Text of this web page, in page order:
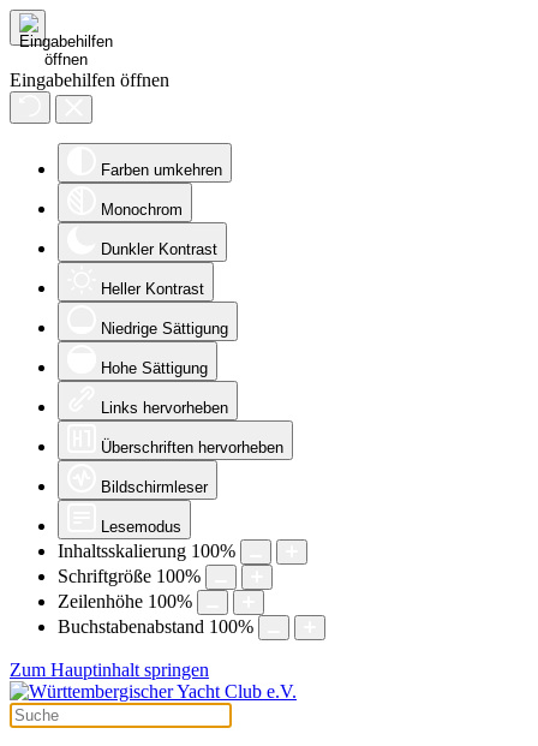
Eingabehilfen öffnen
Farben umkehren
Monochrom
Dunkler Kontrast
Heller Kontrast
Niedrige Sättigung
Hohe Sättigung
Links hervorheben
Überschriften hervorheben
Bildschirmleser
Lesemodus
Inhaltsskalierung 100%
Schriftgröße 100%
Zeilenhöhe 100%
Buchstabenabstand 100%
Zum Hauptinhalt springen